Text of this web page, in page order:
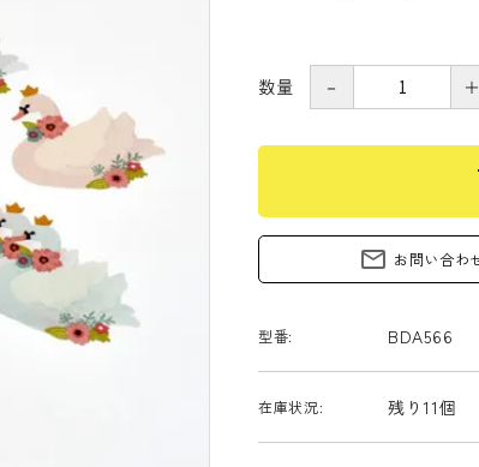
数量 － ＋
mail_outline お問い合わ
型番: BDA566
在庫状況: 残り11個